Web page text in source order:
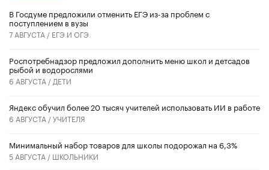
В Госдуме предложили отменить ЕГЭ из-за проблем с
поступлением в вузы
7 АВГУСТА / ЕГЭ И ОГЭ
Роспотребнадзор предложил дополнить меню школ и детсадов
рыбой и водорослями
6 АВГУСТА / ДЕТИ
​Яндекс обучил более 20 тысяч учителей использовать ИИ в работе
6 АВГУСТА /УЧИТЕЛЯ
Минимальный набор товаров для школы подорожал на 6,3%
5 АВГУСТА / ШКОЛЬНИКИ